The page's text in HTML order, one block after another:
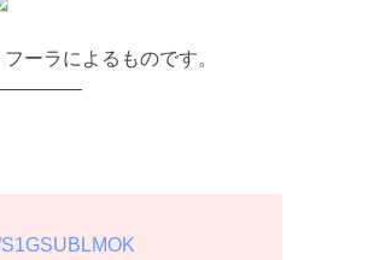
ーラによるものです。